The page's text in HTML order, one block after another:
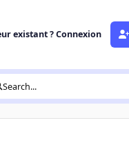
existant ? Connexion
Search...